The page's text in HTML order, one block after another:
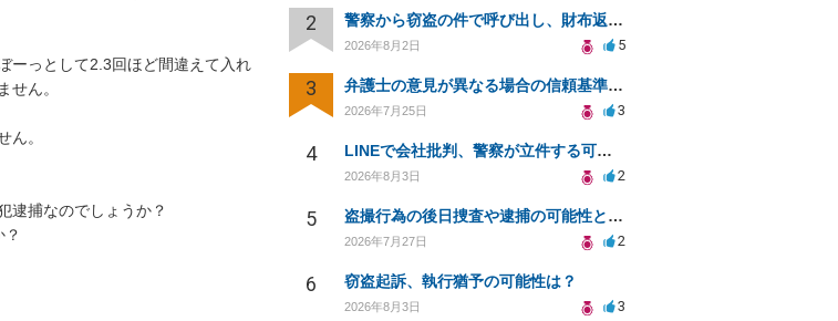
ーっとして2.3回ほど間違えて入れ
せん。
ん。
逮捕なのでしょうか？
2 警察から窃盗の件で呼び出し、財布返却で自首すべきか？
2026年8月2日 5
3 弁護士の意見が異なる場合の信頼基準について教えてください
2026年7月25日 3
4 LINEで会社批判、警察が立件する可能性は？
2026年8月3日 2
5 盗撮行為の後日捜査や逮捕の可能性と初動対応について
2026年7月27日 2
6 窃盗起訴、執行猶予の可能性は？
2026年8月3日 3